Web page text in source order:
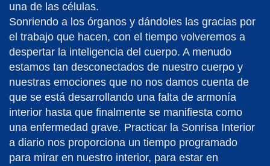
una de las células.
Sonriendo a los órganos y dándoles las gracias por
el trabajo que hacen, con el tiempo volveremos a
despertar la inteligencia del cuerpo. A menudo
estamos tan desconectados de nuestro cuerpo y
nuestras emociones que no nos damos cuenta de
que se está desarrollando una falta de armonía
interior hasta que finalmente se manifiesta como
una enfermedad grave. Practicar la Sonrisa Interior
a diario nos proporciona un tiempo programado
para mirar en nuestro interior, para estar en